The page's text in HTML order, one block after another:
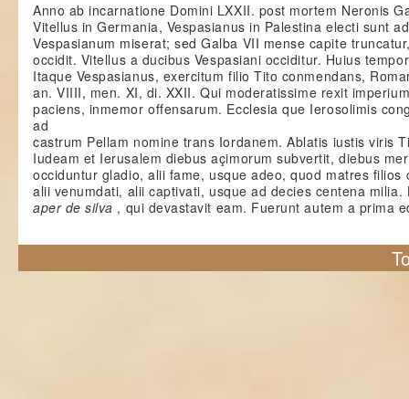
Anno ab incarnatione Domini LXXII. post mortem Neronis
Vitellus in Germania, Vespasianus in Palestina electi sunt
Vespasianum miserat; sed Galba VII mense capite
occidit. Vitellus a ducibus Vespasiani occiditur. Huius
Itaque Vespasianus, exercitum filio Tito conmendans,
an. VIIII, men. XI, di. XXII. Qui moderatissime rexit
paciens, inmemor offensarum. Ecclesia que Ierosolimis
ad
castrum Pellam nomine trans Iordanem. Ablatis iustis viris
Iudeam et Ierusalem diebus açimorum subvertit, diebus
occiduntur gladio, alii fame, usque adeo, quod matres
alii venumdati, alii captivati, usque ad decies centena
aper de silva , qui devastavit eam. Fuerunt autem a prima